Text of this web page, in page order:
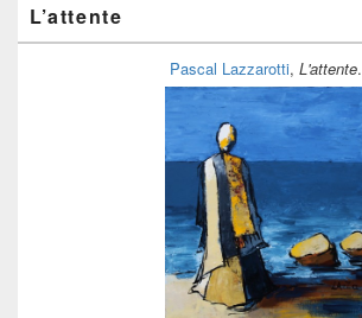
ranger
L’attente
Pascal Lazzarotti, L'attente.